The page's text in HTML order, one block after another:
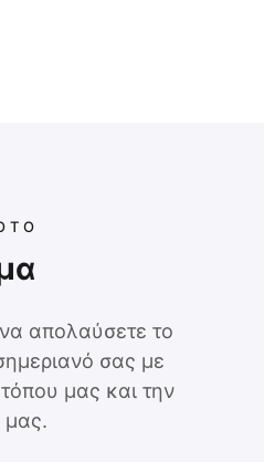
απολαύσετε το
σας με
μας και την
μας.